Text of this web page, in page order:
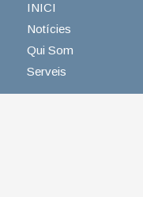
INICI
Notícies
Qui Som
Serveis